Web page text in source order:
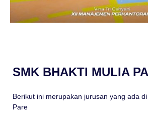
SMK BHAKTI MULIA
Berikut ini merupakan jurusan yang ada
Pare